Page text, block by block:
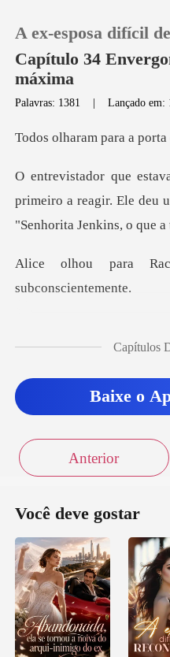
Histórico
A ex-esposa difícil
Capítulo 34
máxima
Palavras: 1381 |Lançado em:
para a porta
primeiro a reagir. Ele deu
vim entregar a folha de
Capítulos
Baixe o
Anterior
Você deve gostar